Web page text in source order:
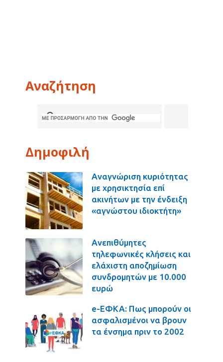
Αναζήτηση
Δημοφιλή
Αναγνώριση κυριότητας
με χρησικτησία επί
ακινήτων με την ένδειξη
«αγνώστου ιδιοκτήτη»
Ανεπιθύμητες
τηλεφωνικές κλήσεις και
ελάχιστη αποζημίωση
συνδρομητών με 10.000
ευρώ
e-ΕΦΚΑ: Πως μπορούν οι
ασφαλισμένοι να βρουν
τα ένσημα πριν το 2002